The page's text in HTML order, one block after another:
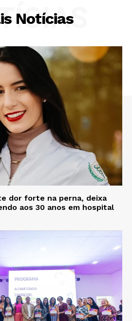
Notícias
dor forte na perna, deixa
aos 30 anos em hospital